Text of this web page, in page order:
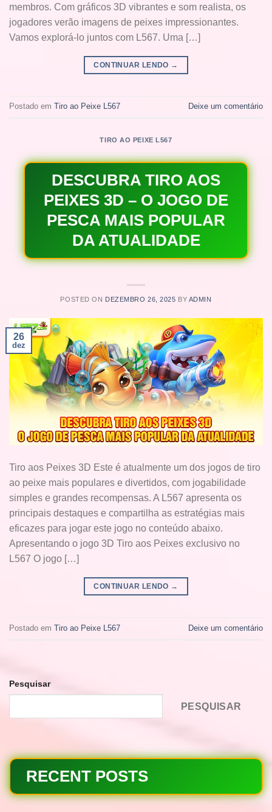
membros. Com gráficos 3D vibrantes e som realista, os
jogadores verão imagens de peixes impressionantes.
Vamos explorá-lo juntos com L567. Uma […]
CONTINUAR LENDO →
Postado em Tiro ao Peixe L567 Deixe um comentário
TIRO AO PEIXE L567
DESCUBRA TIRO AOS
PEIXES 3D – O JOGO DE
PESCA MAIS POPULAR
DA ATUALIDADE
POSTED ON DEZEMBRO 26, 2025 BY ADMIN
26
dez
Tiro aos Peixes 3D Este é atualmente um dos jogos de tiro
ao peixe mais populares e divertidos, com jogabilidade
simples e grandes recompensas. A L567 apresenta os
principais destaques e compartilha as estratégias mais
eficazes para jogar este jogo no conteúdo abaixo.
Apresentando o jogo 3D Tiro aos Peixes exclusivo no
L567 O jogo […]
CONTINUAR LENDO →
Postado em Tiro ao Peixe L567 Deixe um comentário
Pesquisar
PESQUISAR
RECENT POSTS